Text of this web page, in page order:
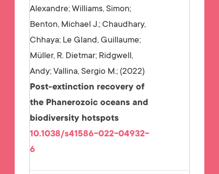
Alexandre; Williams, Simon;
Benton, Michael J.; Chaudhary,
Chhaya; Le Gland, Guillaume;
Müller, R. Dietmar; Ridgwell,
Andy; Vallina, Sergio M.; 2022
Post-extinction recovery of
the Phanerozoic oceans and
biodiversity hotspots
10.1038/s41586-022-04932-
6